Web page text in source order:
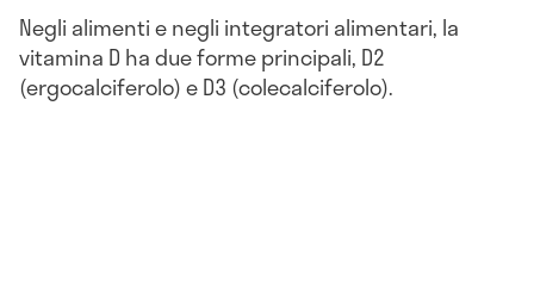
Negli alimenti e negli integratori alimentari, la
vitamina D ha due forme principali, D2
(ergocalciferolo) e D3 (colecalciferolo).